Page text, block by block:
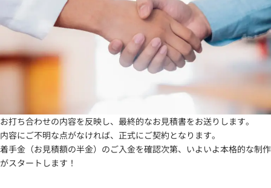
お打ち合わせの内容を反映し、最終的なお見積書をお送りします。
内容にご不明な点がなければ、正式にご契約となります。
着手金（お見積額の半金）のご入金を確認次第、いよいよ本格的な制作
がスタートします！